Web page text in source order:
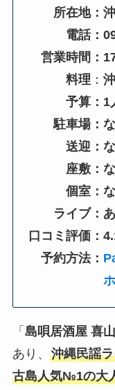
所在地：沖
電話：
営業時間：
料理 ：
予算：1人
駐車場：な
送迎：
座敷：
個室：
ライブ：
口コミ評価：
予約方法：
「 島唄居酒屋 喜山
あり、 沖縄民謡
古島人気№1の大